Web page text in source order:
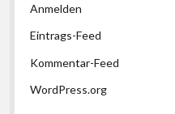
Anmelden
Eintrags-Feed
Kommentar-Feed
WordPress.org